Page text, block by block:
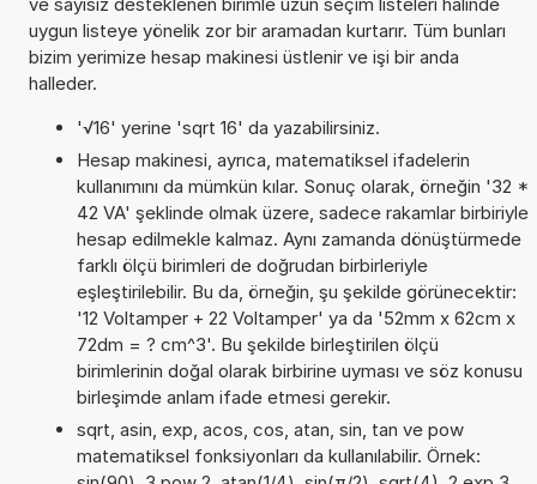
uygun listeye yönelik zor bir aramadan kurtarır. Tüm bunları
bizim yerimize hesap makinesi üstlenir ve işi bir anda
halleder.
'√16' yerine 'sqrt 16' da yazabilirsiniz.
Hesap makinesi, ayrıca, matematiksel ifadelerin
kullanımını da mümkün kılar. Sonuç olarak, örneğin '32 *
42 VA' şeklinde olmak üzere, sadece rakamlar birbiriyle
hesap edilmekle kalmaz. Aynı zamanda dönüştürmede
farklı ölçü birimleri de doğrudan birbirleriyle
eşleştirilebilir. Bu da, örneğin, şu şekilde görünecektir:
'12 Voltamper + 22 Voltamper' ya da '52mm x 62cm x
72dm = ? cm^3'. Bu şekilde birleştirilen ölçü
birimlerinin doğal olarak birbirine uyması ve söz konusu
birleşimde anlam ifade etmesi gerekir.
sqrt, asin, exp, acos, cos, atan, sin, tan ve pow
matematiksel fonksiyonları da kullanılabilir. Örnek: